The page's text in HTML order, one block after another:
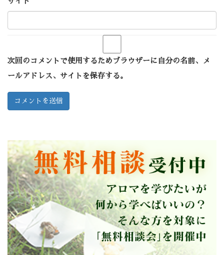
次回のコメントで使用するためブラウザーに自分の名前、メ
ールアドレス、サイトを保存する。